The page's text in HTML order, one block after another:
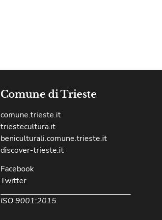
Comune di Trieste
comune.trieste.it
triestecultura.it
beniculturali.comune.trieste.it
discover-trieste.it
Facebook
Twitter
ISO 9001:2015